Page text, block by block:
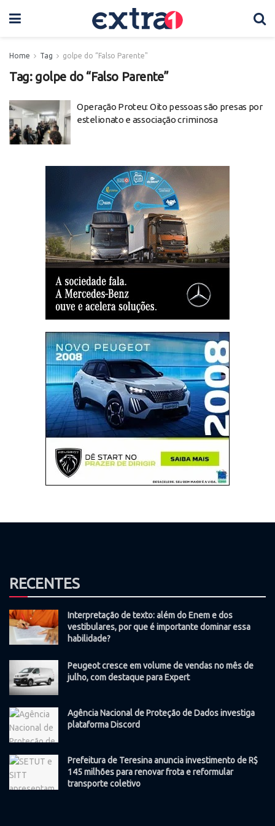
Home Tag golpe do “Falso Parente"
Tag: golpe do “Falso Parente”
Operação Proteu: Oito pessoas são presas por
estelionato e associação criminosa
RECENTES
Interpretação de texto: além do Enem e dos
vestibulares, por que é importante dominar essa
habilidade?
Peugeot cresce em volume de vendas no mês de
julho, com destaque para Expert
Agência Nacional de Proteção de Dados investiga
plataforma Discord
Prefeitura de Teresina anuncia investimento de R$
145 milhões para renovar frota e reformular
transporte coletivo